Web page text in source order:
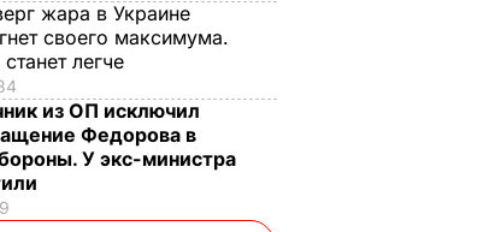
жара в Украине
своего максимума.
легче
из ОП исключил
Федорова в
У экс-министра